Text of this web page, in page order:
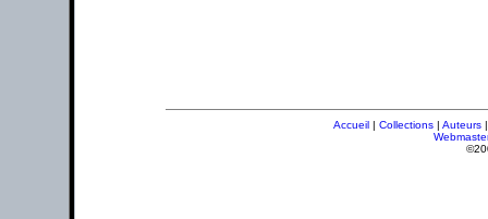
Accueil | Collections | Auteurs